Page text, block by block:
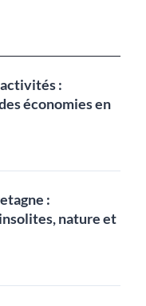
:
économies en
:
nature et